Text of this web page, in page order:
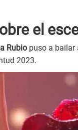
el
Rubio puso a bailar
2023.